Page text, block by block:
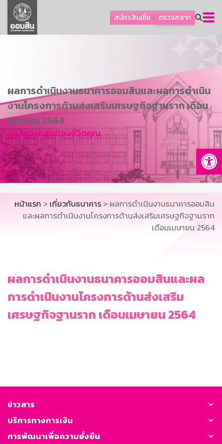
สมัครสินเชื่อ ตรวจสลาก
ลูกค้าธุรกิจ
ลูกค้าผู้ประกอบรายย่อย
เกี่ยวกับธนาคาร
การพัฒนาที่ยั่งยืน
ข่าวสาร
บริการทางการเงิน
อื่นๆ
ติดต่อเรา
บริการออนไลน์
TH
EN
GSB Society
ผลการดำเนินงานธนาคารออมสินและผลการดำเนิน
งานโครงการด้านส่งเสริมเศรษฐกิจฐานราก เดือน
เมษายน 2564
ดูแลความสุขของชีวิตคุณ
หน้าแรก > เกี่ยวกับธนาคาร > ผลการดำเนินงานธนาคารออมสิน
และผลการดำเนินงานโครงการด้านส่งเสริมเศรษฐกิจฐานราก
เดือนเมษายน 2564
ผลการดำเนินงานธนาคารออมสินและผล
การดำเนินงานโครงการด้านส่งเสริม
เศรษฐกิจฐานราก เดือนเมษายน 2564
ข่าวสาร
บริการทางการเงิน
การพัฒนาเพื่อความยั่งยืน